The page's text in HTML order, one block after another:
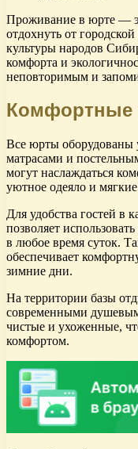
Проживание в юрте —
отдохнуть от
культуры народов
комфорта и
неповторимым и
Комфортные
Все юрты оборудованы
матрасами и
могут наслаждаться
уютное одеяло и
Для удобства гостей в
позволяет
в любое время суток.
обеспечивает
зимние дни.
На территории базы
современными
чистые и ухоженные,
комфортом.